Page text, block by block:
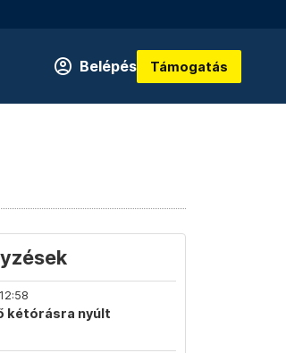
Belépés Támogatás
kétórásra nyúlt